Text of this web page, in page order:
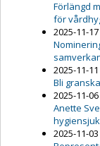
Förlängd
för
2025-11-17
2025-11-11
Bli
2025-11-06
Anette
2025-11-03